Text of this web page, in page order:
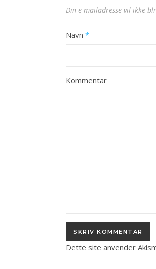
Din e-mailadresse vil ikke
Navn *
Kommentar
Dette site anvender